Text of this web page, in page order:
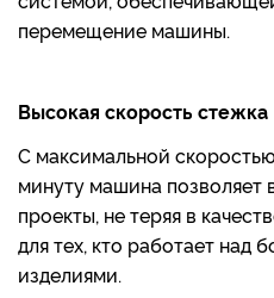
перемещение машины.
Высокая скорость стежка
С максимальной
минуту машина позволяет
проекты, не теряя в
для тех, кто работает над
изделиями.